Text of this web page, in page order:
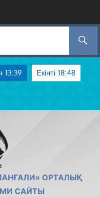
13:39 Екінті 18:48
ОРТАЛЫҚ
САЙТЫ